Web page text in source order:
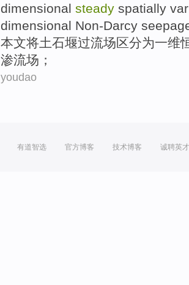
dimensional steady spatially
dimensional Non-Darcy
本文将土石堰过流场区分为一维
渗流场；
youdao
有道智选 官方博客 技术博客 诚聘英才